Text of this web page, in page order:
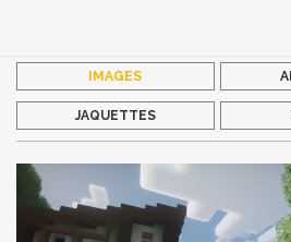
IMAGES
JAQUETTES